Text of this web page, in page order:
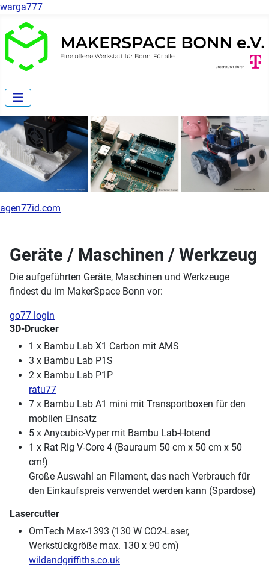
warga777
agen77id.com
Geräte / Maschinen / Werkzeug
Die aufgeführten Geräte, Maschinen und Werkzeuge
findest du im MakerSpace Bonn vor:
go77 login
3D-Drucker
1 x Bambu Lab X1 Carbon mit AMS
3 x Bambu Lab P1S
2 x Bambu Lab P1P
ratu77
7 x Bambu Lab A1 mini mit Transportboxen für den
mobilen Einsatz
5 x Anycubic-Vyper mit Bambu Lab-Hotend
1 x Rat Rig V-Core 4 (Bauraum 50 cm x 50 cm x 50
cm!)
Große Auswahl an Filament, das nach Verbrauch für
den Einkaufspreis verwendet werden kann (Spardose)
Lasercutter
OmTech Max-1393 (130 W CO2-Laser,
Werkstückgröße max. 130 x 90 cm)
wildandgriffiths.co.uk